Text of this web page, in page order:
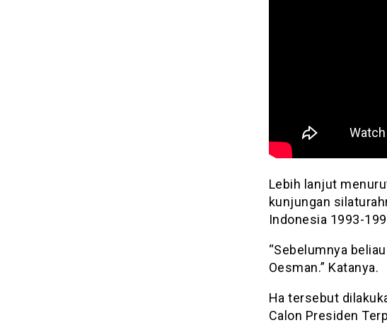
Lebih lanjut
kunjungan
Indonesia 1993-
“Sebelumnya
Oesman.” Katanya.
Ha tersebut
Calon Presiden